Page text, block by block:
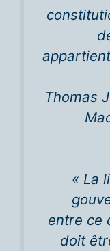
Thomas
« La
entre ce
doit